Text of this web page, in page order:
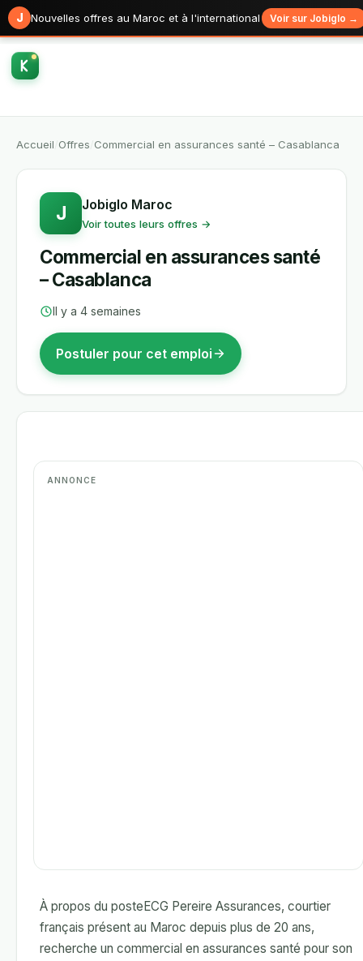
J Nouvelles offres au Maroc et à l'international Voir sur Jobiglo →
Accueil Offres Commercial en assurances santé – Casablanca
J Jobiglo Maroc
Voir toutes leurs offres →
Commercial en assurances santé
– Casablanca
Il y a 4 semaines
Postuler pour cet emploi
À propos du posteECG Pereire Assurances, courtier
français présent au Maroc depuis plus de 20 ans,
recherche un commercial en assurances santé pour son